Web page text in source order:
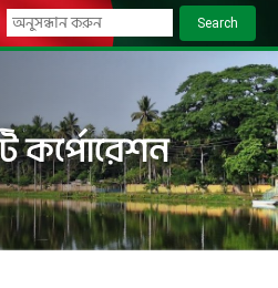
Search
কর্পোরেশন